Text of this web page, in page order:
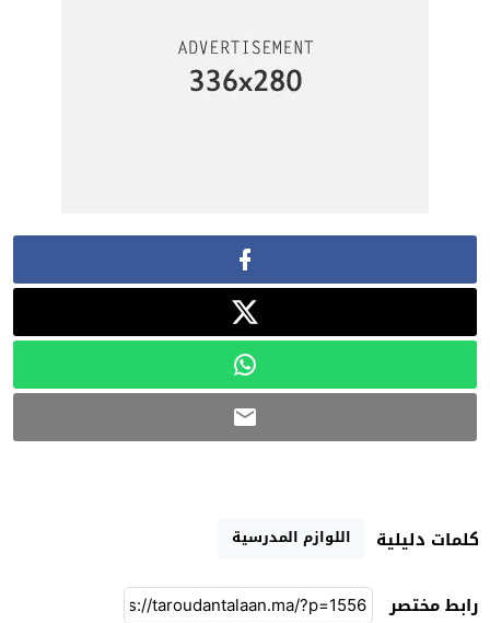
كلمات دليلية اللوازم المدرسية
رابط مختصر